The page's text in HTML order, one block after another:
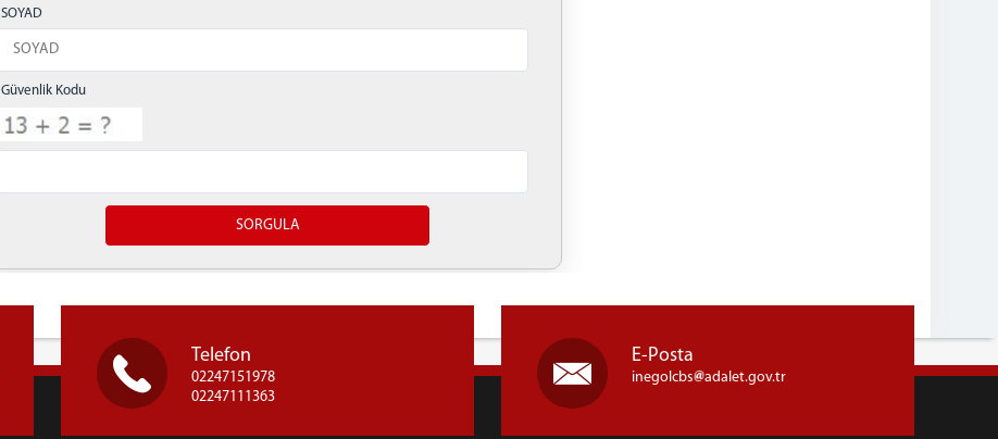
SOYAD
Güvenlik Kodu
Yazdır
Telefon
02247151978
02247111363
E-Posta
inegolcbs adalet.gov.tr